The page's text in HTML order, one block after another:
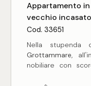
Appartamento
vecchio
Cod. 33651
Nella
Grottammare,
nobiliare con